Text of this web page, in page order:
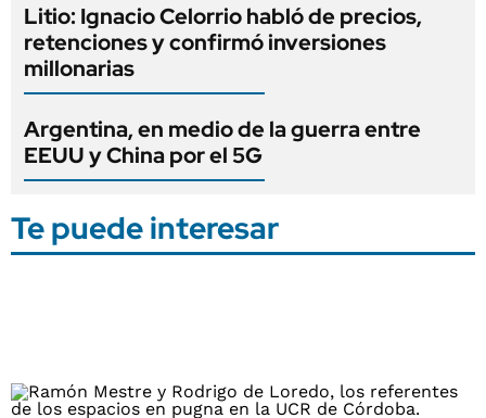
Litio: Ignacio Celorrio habló de precios,
retenciones y confirmó inversiones
millonarias
Argentina, en medio de la guerra entre
EEUU y China por el 5G
Te puede interesar